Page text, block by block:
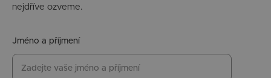
nejdříve ozveme.
Jméno a příjmení